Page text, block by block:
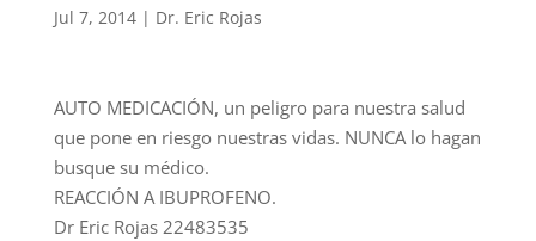
Jul 7, 2014| Dr. Eric Rojas
AUTO MEDICACIÓN, un peligro para nuestra salud
que pone en riesgo nuestras vidas. NUNCA lo hagan
busque su médico.
REACCIÓN A IBUPROFENO.
Dr Eric Rojas 22483535